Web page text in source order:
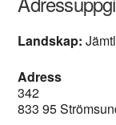
Landskap:
Adress
342
833 95